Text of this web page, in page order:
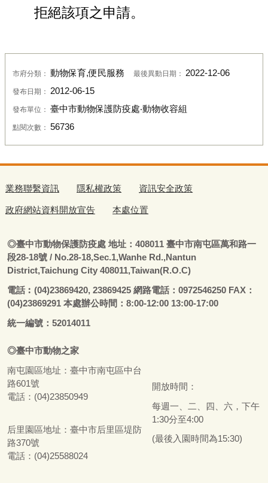
拒絕該項之申請。
市府分類： 動物保育,便民服務 最後異動日期： 2022-12-06
發布日期： 2012-06-15
發布單位： 臺中市動物保護防疫處‧動物收容組
點閱次數： 56736
業務聯繫資訊 隱私權政策 資訊安全政策
政府網站資料開放宣告 本處位置
◎臺中市動物保護防疫處地址：408011 臺中市南屯區萬和路一
段28-18號 / No.28-18,Sec.1,Wanhe Rd.,Nantun
District,Taichung City 408011,Taiwan(R.O.C)
電話︰ (04)23869420, 23869425 網路電話：0972546250 FAX：
(04)23869291 本處辦公時間：8:00-12:00 13:00-17:00
統一編號：52014011
◎臺中市動物之家
南屯園區地址： 臺中市南屯區中台
路601號
電話：(04)23850949
后里園區地址： 臺中市后里區堤防
路370號
電話：(04)25588024
開放時間：
每週一、二、四、六，下午
1:30分至4:00
(最後入園時間為15:30)